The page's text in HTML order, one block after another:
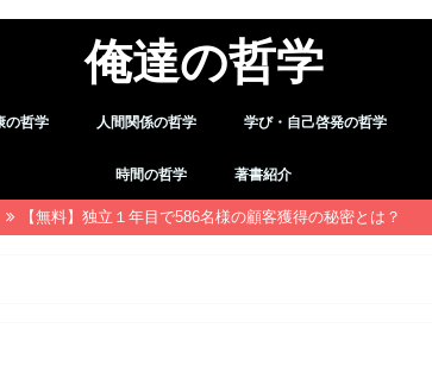
俺達の哲学
の哲学 人間関係の哲学
職場・仕事
学び・自己啓発の哲学
習慣
時間の哲学 著書紹介
【無料】独立１年目で586名様の顧客獲得の秘密とは？